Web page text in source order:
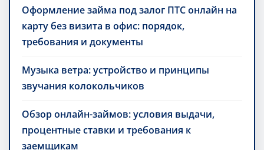
Оформление займа под залог ПТС онлайн на
карту без визита в офис: порядок,
требования и документы
Музыка ветра: устройство и принципы
звучания колокольчиков
Обзор онлайн-займов: условия выдачи,
процентные ставки и требования к
заемщикам